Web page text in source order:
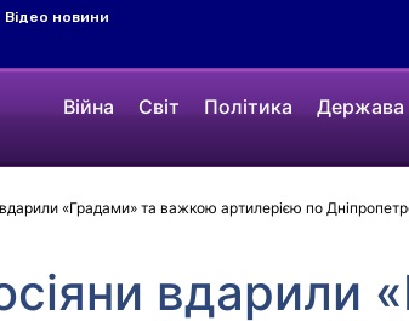
Відео новини
Війна Світ Політика Держава
«Градами» та важкою артилерією по
вдарили